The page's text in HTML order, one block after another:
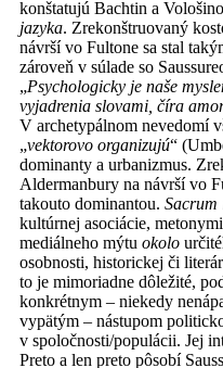
konštatujú Bachtin a
jazyka. Zrekonštruovaný
návrší vo Fultone sa stal
zároveň v súlade so
„Psychologicky je naše
vyjadrenia slovami, číra
V archetypálnom nevedomí
„vektorovo organizujú“
dominanty a urbanizmus.
Aldermanbury na návrší vo
takouto dominantou. Sacrum
kultúrnej asociácie,
mediálneho mýtu okolo
osobnosti, historickej či
to je mimoriadne dôležité,
konkrétnym – niekedy
vypätým – nástupom
v spoločnosti/populácii. Jej
Preto a len preto pôsobí